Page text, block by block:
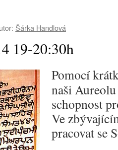
Šárka Handlová
19-20:30h
Pomocí
naši
schopnost
Ve
pracovat se